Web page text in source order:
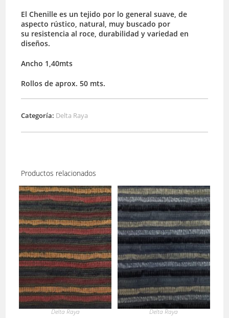
El Chenille es un tejido por lo general suave, de
aspecto rústico, natural, muy buscado por
su resistencia al roce, durabilidad y variedad en
diseños.
Ancho 1,40mts
Rollos de aprox. 50 mts.
Categoría: Delta Raya
Productos relacionados
Delta Raya Delta Raya